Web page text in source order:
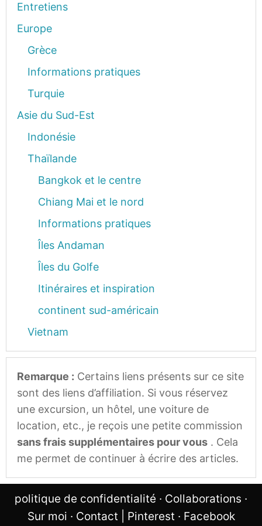
Entretiens
Europe
Grèce
Informations pratiques
Turquie
Asie du Sud-Est
Indonésie
Thaïlande
Bangkok et le centre
Chiang Mai et le nord
Informations pratiques
Îles Andaman
Îles du Golfe
Itinéraires et inspiration
continent sud-américain
Vietnam
Remarque : Certains liens présents sur ce site
sont des liens d’affiliation. Si vous réservez
une excursion, un hôtel, une voiture de
location, etc., je reçois une petite commission
sans frais supplémentaires pour vous . Cela
me permet de continuer à écrire des articles.
politique de confidentialité · Collaborations ·
Sur moi · Contact Pinterest · Facebook